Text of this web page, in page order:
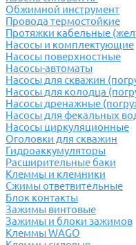
Обжимной инструмент
Провода термостойкие
Протяжки кабельные
Насосы и комплектующие
Насосы поверхностные
Насосы-автоматы
Насосы для скважин
Насосы для колодца
Насосы дренажные
Насосы для фекальных
Насосы циркуляционные
Оголовки для скважин
Гидроаккумуляторы
Расширительные баки
Клеммы и клемники
Cжимы ответвительные
Блок контакты
Зажимы винтовые
Зажимы и блоки зажимов
Клеммы WAGO